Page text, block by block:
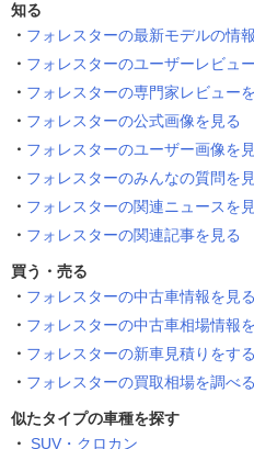
知る
フォレスターの最新モデルの情
フォレスターのユーザーレビュ
フォレスターの専門家レビュー
フォレスターの公式画像を見る
フォレスターのユーザー画像を
フォレスターのみんなの質問を
フォレスターの関連ニュースを
フォレスターの関連記事を見る
買う・売る
フォレスターの中古車情報を見る
フォレスターの中古車相場情報
フォレスターの新車見積りをする
フォレスターの買取相場を調べる
似たタイプの車種を探す
SUV・クロカン